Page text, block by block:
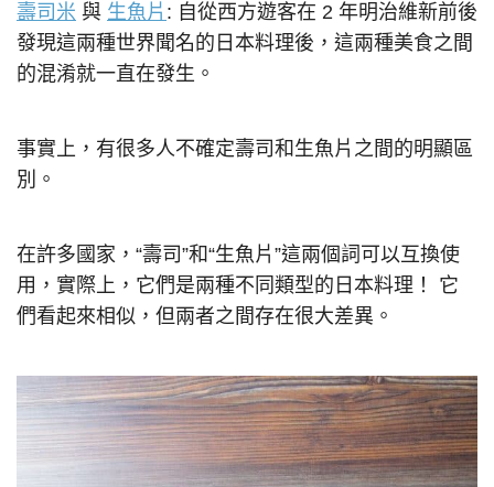
壽司米 與 生魚片 : 自從西方遊客在 2 年明治維新前後
發現這兩種世界聞名的日本料理後，這兩種美食之間
的混淆就一直在發生。
事實上，有很多人不確定壽司和生魚片之間的明顯區
別。
在許多國家，“壽司”和“生魚片”這兩個詞可以互換使
用，實際上，它們是兩種不同類型的日本料理！ 它
們看起來相似，但兩者之間存在很大差異。